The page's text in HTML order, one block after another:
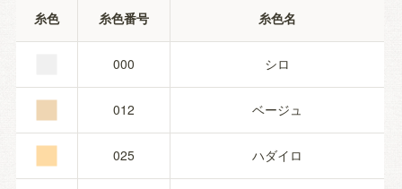
糸色 糸色番号 糸色名
■ 000 シロ
■ 012 ベージュ
■ 025 ハダイロ